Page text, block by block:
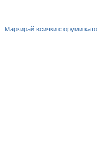
Маркирай всички форуми